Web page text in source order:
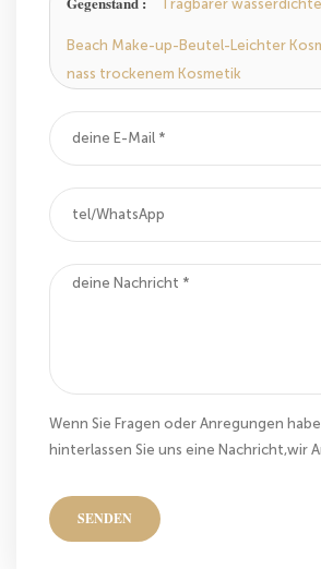
Gegenstand : Tragbarer
Beach Make-up-Beutel-Leichter
nass trockenem Kosmetik
Wenn Sie Fragen oder Anregungen
hinterlassen Sie uns eine Nachricht,wir
SENDEN